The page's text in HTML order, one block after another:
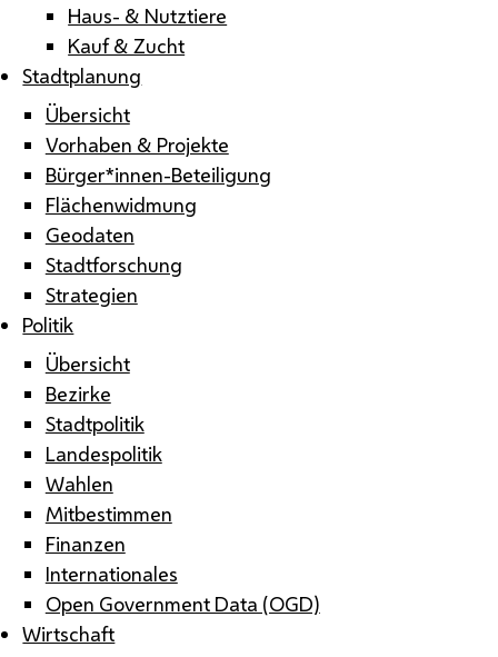
Haus- & Nutztiere
Kauf & Zucht
Stadtplanung
Übersicht
Vorhaben & Projekte
Bürger*innen-Beteiligung
Flächenwidmung
Geodaten
Stadtforschung
Strategien
Politik
Übersicht
Bezirke
Stadtpolitik
Landespolitik
Wahlen
Mitbestimmen
Finanzen
Internationales
Open Government Data (OGD)
Wirtschaft